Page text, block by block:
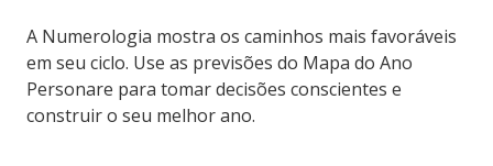
A Numerologia mostra os caminhos mais favoráveis
em seu ciclo. Use as previsões do Mapa do Ano
Personare para tomar decisões conscientes e
construir o seu melhor ano.